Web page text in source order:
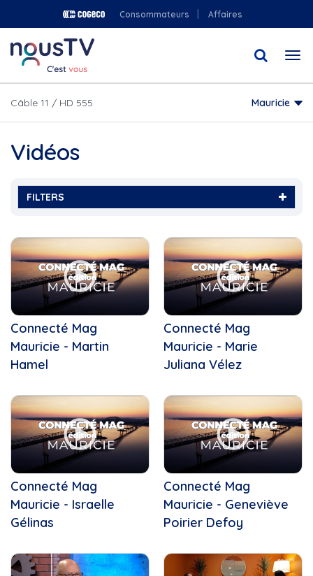
au
contenu
principal
Consommateurs Affaires
Câble 11 / HD 555 Mauricie
Vidéos
FILTERS
Connecté Mag
Mauricie - Martin
Hamel
Connecté Mag
Mauricie - Marie
Juliana Vélez
Connecté Mag
Mauricie - Israelle
Gélinas
Connecté Mag
Mauricie - Geneviève
Poirier Defoy